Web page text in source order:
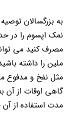
ملین را داشته
مثل نفخ و مدفوع
گاهی اوقات از آن
مدت استفاده از